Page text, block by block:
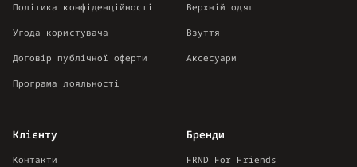
Верхній одяг
Взуття
Аксесуари
Політика конфіденційності
Угода користувача
Договір публічної оферти
Програма лояльності
Клієнту
Контакти
Бренди
FRND For Friends